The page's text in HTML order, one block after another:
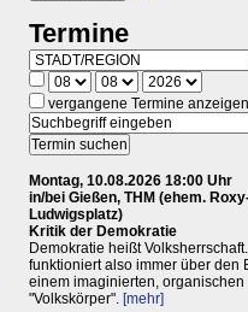
Termine
vergangene Termine anzeigen
Montag, 10.08.2026 18:00 Uhr
in/bei Gießen, THM (ehem.
Ludwigsplatz)
Kritik der Demokratie
Demokratie heißt
funktioniert also immer über den
einem imaginierten, organischen
"Volkskörper". [mehr]